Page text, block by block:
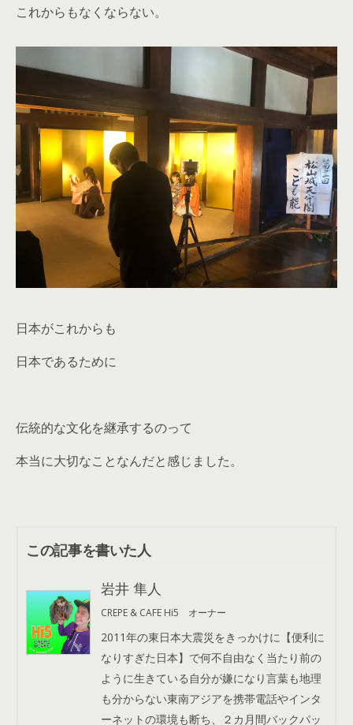
これからもなくならない。
日本がこれからも
日本であるために
伝統的な文化を継承するのって
本当に大切なことなんだと感じました。
この記事を書いた人
岩井 隼人
CREPE & CAFE Hi5 オーナー
2011年の東日本大震災をきっかけに【便利に
なりすぎた日本】で何不自由なく当たり前の
ように生きている自分が嫌になり言葉も地理
も分からない東南アジアを携帯電話やインタ
ーネットの環境も断ち、２カ月間バックパッ